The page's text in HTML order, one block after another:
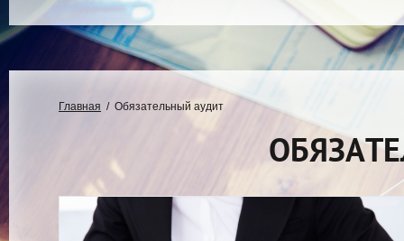
Главная
  /  Обязательный аудит